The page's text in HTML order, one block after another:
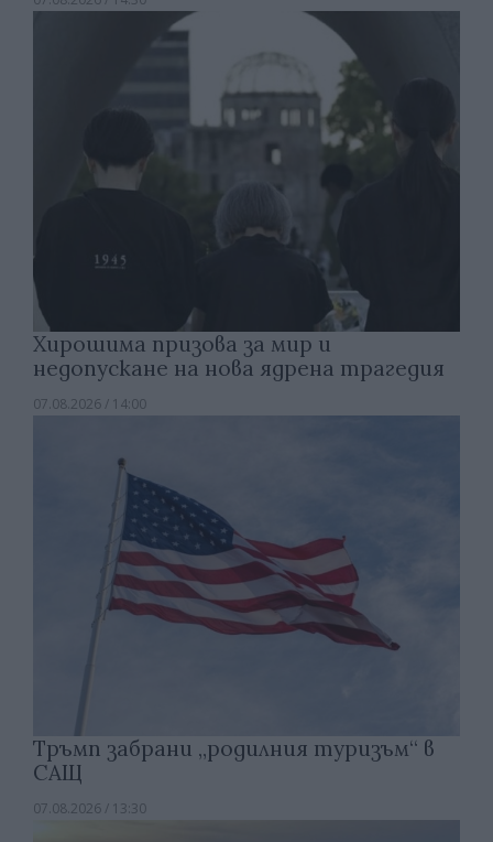
Хирошима призова за мир и
недопускане на нова ядрена трагедия
07.08.2026 / 14:00
Тръмп забрани „родилния туризъм“ в
САЩ
07.08.2026 / 13:30